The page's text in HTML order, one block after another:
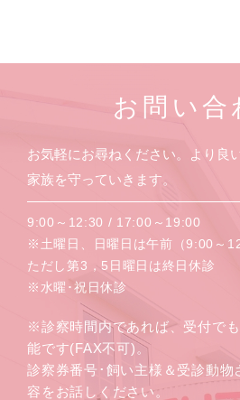
お問い合
お気軽にお尋ねください。より良
家族を守っていきます。
9:00～12:30 / 17:00～19:00
※土曜日、日曜日は午前（9:00～
ただし第3，5日曜日は終日休診
※水曜･祝日休診
※診察時間内であれば、受付で
能です(FAX不可)。
診察券番号･飼い主様＆受診動物
容をお話しください。